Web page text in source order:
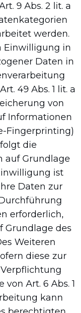
9 Abs. 2 lit. a
werden.
Einwilligung in
Daten in
49 Abs. 1 lit. a
von
Informationen
Fingerprinting)
die
auf Grundlage
ist
Daten zur
erforderlich,
Grundlage des
Weiteren
diese zur
Art. 6 Abs. 1
kann